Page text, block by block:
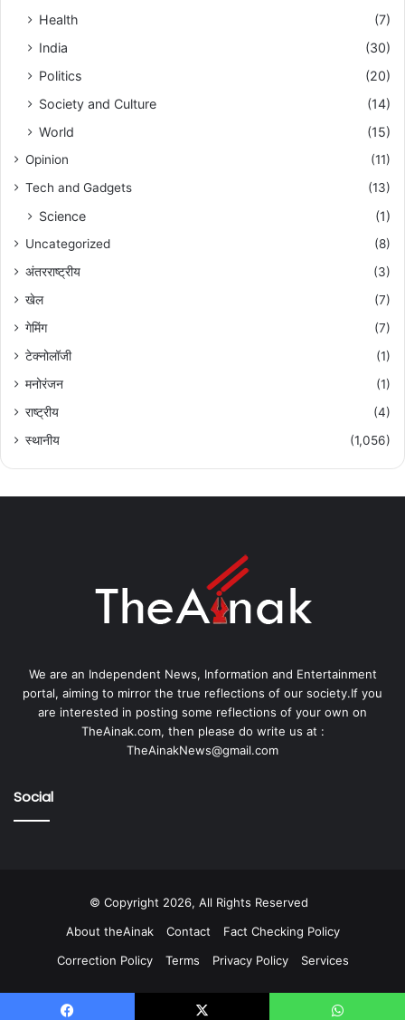
Health
(7)
India
(30)
Politics
(20)
Society and Culture
(14)
World
(15)
Opinion
(11)
Tech and Gadgets
(13)
Science (1)
Uncategorized
(8)
अंतरराष्ट्रीय
(3)
खेल
(7)
गेमिंग
(7)
टेक्नोलॉजी
(1)
मनोरंजन
(1)
राष्ट्रीय
(4)
स्थानीय
(1,056)
We are an Independent News, Information and Entertainment
portal, aiming to mirror the true reflections of our society.If you
are interested in posting some reflections of your own on
TheAinak.com, then please do write us at :
TheAinakNews@gmail.com
Social
© Copyright 2026, All Rights Reserved
About theAinak
Contact
Fact Checking Policy
Correction Policy
Terms Privacy Policy Services